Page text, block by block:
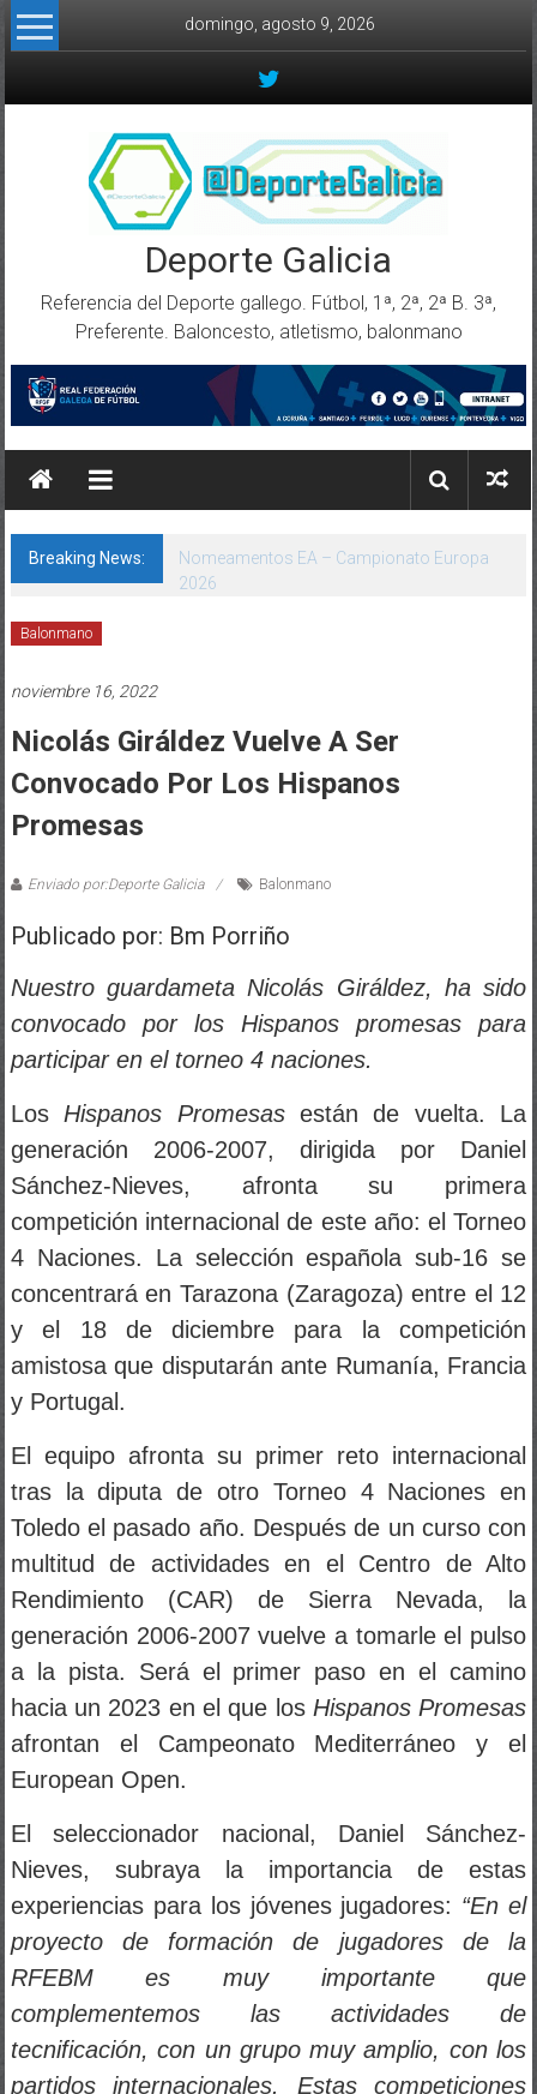
Skip to content
domingo, agosto 9, 2026
Deporte Galicia
Referencia del Deporte gallego. Fútbol, 1ª, 2ª, 2ª B. 3ª,
Preferente. Baloncesto, atletismo, balonmano
Breaking News:
Balonmano
Nicolás Giráldez Vuelve A Ser
Convocado Por Los Hispanos
Promesas
Publicado por: Bm Porriño
Nuestro guardameta Nicolás Giráldez, ha sido
convocado por los Hispanos promesas para
participar en el torneo 4 naciones.
Los Hispanos Promesas
están de vuelta. La
generación 2006-2007, dirigida por Daniel
Sánchez-Nieves, afronta su primera
competición internacional de este año: el Torneo
4 Naciones. La selección española sub-16 se
concentrará en Tarazona (Zaragoza) entre el 12
y el 18 de diciembre para la competición
amistosa que disputarán ante Rumanía, Francia
y Portugal.
El equipo afronta su primer reto internacional
tras la diputa de otro Torneo 4 Naciones en
Toledo el pasado año. Después de un curso con
multitud de actividades en el Centro de Alto
Rendimiento (CAR) de Sierra Nevada, la
generación 2006-2007 vuelve a tomarle el pulso
a la pista. Será el primer paso en el camino
hacia un 2023 en el que los Hispanos Promesas
afrontan el Campeonato Mediterráneo y el
European Open.
El seleccionador nacional, Daniel Sánchez-
Nieves, subraya la importancia de estas
experiencias para los jóvenes jugadores: “En el
proyecto de formación de jugadores de la
RFEBM es muy importante que
complementemos las actividades de
tecnificación, con un grupo muy amplio, con los
partidos internacionales. Estas competiciones